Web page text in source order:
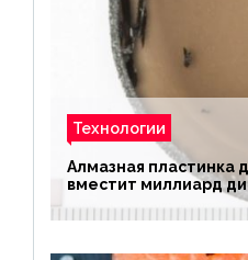
Технологии
Алмазная пластинка
вместит миллиард